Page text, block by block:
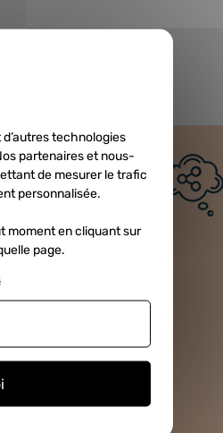
offres et
technologies
partenaires et nous-
de mesurer le trafic
personnalisée.
moment en cliquant sur
page.